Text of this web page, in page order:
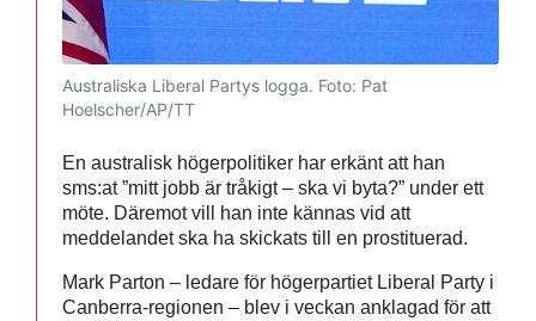
Australiska Liberal Partys logga. Foto: Pat
Hoelscher/AP/TT
En australisk högerpolitiker har erkänt att han
sms:at ”mitt jobb är tråkigt – ska vi byta?” under ett
möte. Däremot vill han inte kännas vid att
meddelandet ska ha skickats till en prostituerad.
Mark Parton – ledare för högerpartiet Liberal Party i
Canberra-regionen – blev i veckan anklagad för att